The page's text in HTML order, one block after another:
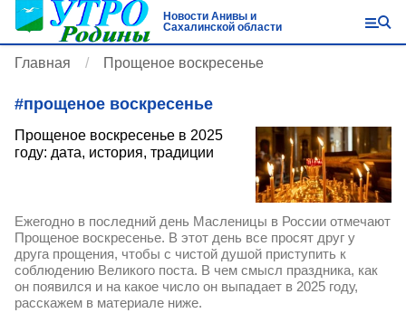
Новости Анивы и
Сахалинской области
Главная Прощеное воскресенье
#прощеное воскресенье
Прощеное воскресенье в 2025
году: дата, история, традиции
Ежегодно в последний день Масленицы в России отмечают
Прощеное воскресенье. В этот день все просят друг у
друга прощения, чтобы с чистой душой приступить к
соблюдению Великого поста. В чем смысл праздника, как
он появился и на какое число он выпадает в 2025 году,
расскажем в материале ниже.